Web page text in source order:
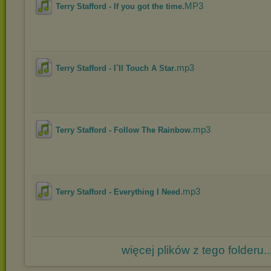
Terry Stafford - If you got the time.MP3
Terry Stafford - I`II Touch A Star.mp3
Terry Stafford - Follow The Rainbow.mp3
Terry Stafford - Everything I Need .mp3
więcej plików z tego